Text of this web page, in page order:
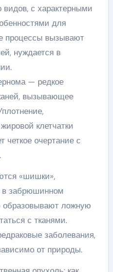
с характерными
для
процессы вызывают
нуждается в
— редкое
вызывающее
клетчатки
четкое очертание с
«шишки»,
в забрюшинном
образовывают ложную
с тканями.
заболевания,
от природы.